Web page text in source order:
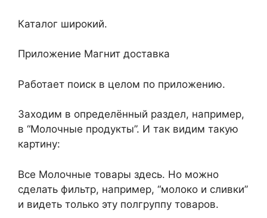
Каталог широкий.
Приложение Магнит доставка
Работает поиск в целом по приложению.
Заходим в определённый раздел, например,
в “Молочные продукты”. И так видим такую
картину:
Все Молочные товары здесь. Но можно
сделать фильтр, например, “молоко и сливки”
и видеть только эту полгруппу товаров.